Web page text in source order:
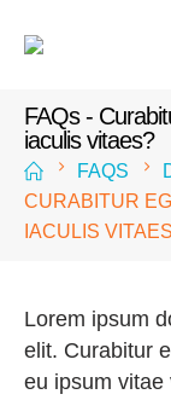
FAQs -
iaculis vitaes?
FAQS
CURABITUR
IACULIS
Lorem ipsum
elit. Curabitur
eu ipsum vitae